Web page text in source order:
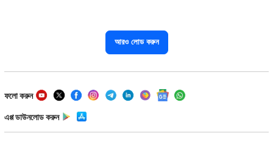
আরও লোড করুন
ফলো করুন
এপ্প ডাউনলোড করুন